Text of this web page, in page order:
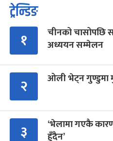
ट्रेन्डिङ
१
चीनको चासोपछि
अध्ययन सम्मेलन
२ ओली भेट्न गुण्डुमा
३
‘भेलामा गएकै
हुँदैन’